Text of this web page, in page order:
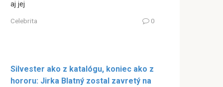
aj jej
Celebrita 0
Silvester ako z katalógu, koniec ako z
hororu: Jirka Blatný zostal zavretý na